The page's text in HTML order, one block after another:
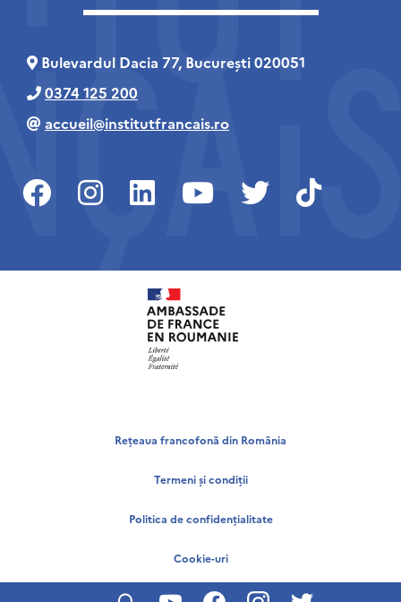
Bulevardul Dacia 77, București 020051
0374 125 200
accueil@institutfrancais.ro
Rețeaua francofonă din România
Termeni și condiții
Politica de confidențialitate
Cookie-uri